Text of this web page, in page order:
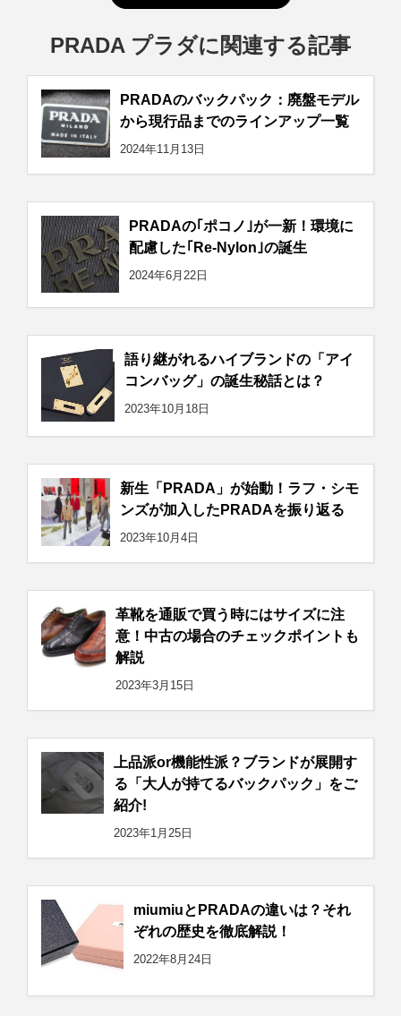
PRADA プラダに関連する記事
PRADAのバックパック：廃盤モデル
から現行品までのラインアップ一覧
2024年11月13日
PRADAの｢ポコノ｣が一新！環境に
配慮した｢Re-Nylon｣の誕生
2024年6月22日
語り継がれるハイブランドの「アイ
コンバッグ」の誕生秘話とは？
2023年10月18日
新生「PRADA」が始動！ラフ・シモ
ンズが加入したPRADAを振り返る
2023年10月4日
革靴を通販で買う時にはサイズに注
意！中古の場合のチェックポイントも
解説
2023年3月15日
上品派or機能性派？ブランドが展開す
る「大人が持てるバックパック」をご
紹介!
2023年1月25日
miumiuとPRADAの違いは？それ
ぞれの歴史を徹底解説！
2022年8月24日